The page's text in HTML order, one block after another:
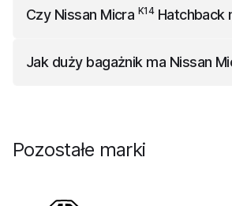
Czy Nissan Micra K14Hatchback
Jak duży bagażnik ma Nissan
Pozostałe marki